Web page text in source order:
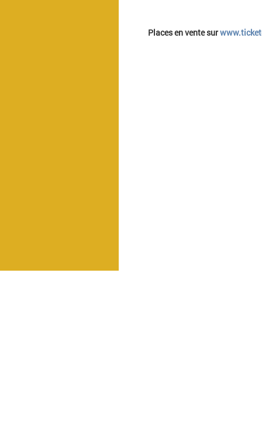
Places en vente sur